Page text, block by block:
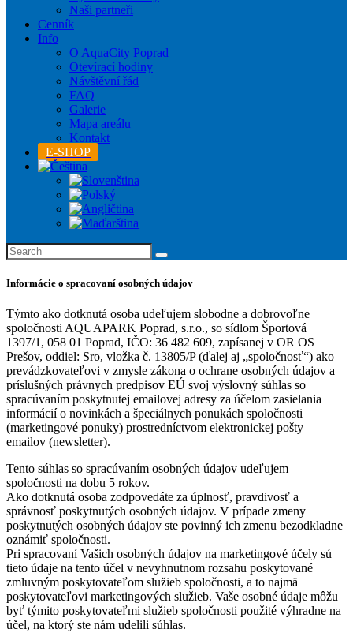
Naši partneři
Cenník
Info
O AquaCity Poprad
Otevírací hodiny
Návštěvní řád
FAQ
Galerie
Mapa areálu
Kontakt
E-SHOP
Informácie o spracovaní osobných údajov
Týmto ako dotknutá osoba udeľujem slobodne a dobrovoľne
spoločnosti AQUAPARK Poprad, s.r.o., so sídlom Športová
1397/1, 058 01 Poprad, IČO: 36 482 609, zapísanej v OR OS
Prešov, oddiel: Sro, vložka č. 13805/P (ďalej aj „spoločnosť“) ako
prevádzkovateľovi v zmysle zákona o ochrane osobných údajov a
príslušných právnych predpisov EÚ svoj výslovný súhlas so
spracúvaním poskytnutej emailovej adresy za účelom zasielania
informácií o novinkách a špeciálnych ponukách spoločnosti
(marketingové ponuky) prostredníctvom elektronickej pošty –
emailov (newsletter).
Tento súhlas so spracúvaním osobných údajov udeľujem
spoločnosti na dobu 5 rokov.
Ako dotknutá osoba zodpovedáte za úplnosť, pravdivosť a
správnosť poskytnutých osobných údajov. V prípade zmeny
poskytnutých osobných údajov ste povinný ich zmenu bezodkladne
oznámiť spoločnosti.
Pri spracovaní Vašich osobných údajov na marketingové účely sú
tieto údaje na tento účel v nevyhnutnom rozsahu poskytované
zmluvným poskytovateľom služieb spoločnosti, a to najmä
poskytovateľovi marketingových služieb. Vaše osobné údaje môžu
byť týmito poskytovateľmi služieb spoločnosti použité výhradne na
účel, na ktorý ste nám udelili súhlas.